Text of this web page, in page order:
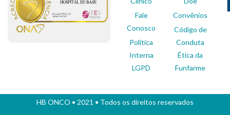
Fale
Conosco
Política
Interna
LGPD
Convênios
Código de
Conduta
Ética da
Funfarme
HB ONCO • 2021 • Todos os direitos reservados